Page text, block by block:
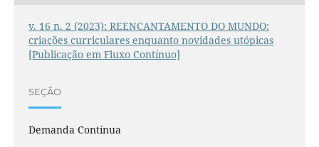
v. 16 n. 2 (2023): REENCANTAMENTO DO MUNDO:
criações curriculares enquanto novidades utópicas
[Publicação em Fluxo Contínuo]
SEÇÃO
Demanda Contínua